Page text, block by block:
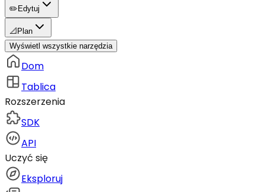
✏️ Edytuj
📐 Plan
Wyświetl wszystkie narzędzia
Dom
Tablica
Rozszerzenia
SDK
API
Uczyć się
Eksploruj